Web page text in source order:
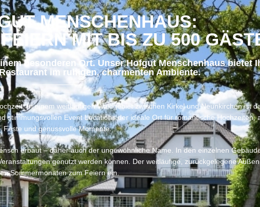
MENSCHENHAUS:
MIT BIS ZU 500
besonderen Ort. Unser Hofgut Menschenhaus bietet
im ruhigen, charmenten Ambiente.
In einem weitläufigen Waldgebiet zwischen Kirkel und Neunkirchen ist
stimmungsvollen Event Locations der ideale Ort für romantische Hochzeiten,
Feste und genussvolle Momente.
erbaut – daher auch der ungewöhnliche Name. In den einzelnen
genutzt werden können. Der weitläufige, zurückgelegene
Sommermonaten zum Feiern ein.